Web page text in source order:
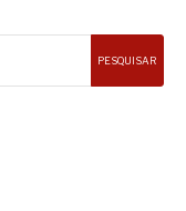
PESQUISAR